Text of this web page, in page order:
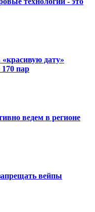
дату»
170 пар
ведем в регионе
вейпы